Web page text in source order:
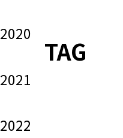
2020
2021
2022
TAG